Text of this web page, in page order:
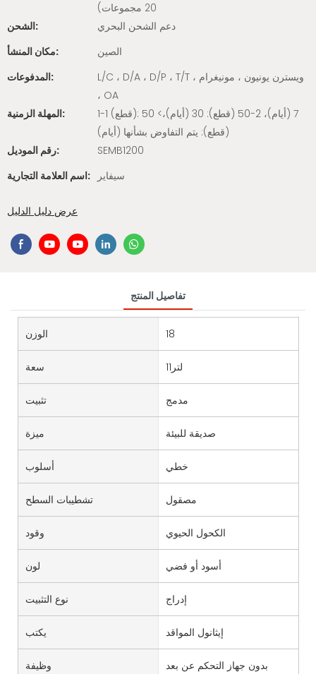
20 مجموعات)
الشحن:
دعم الشحن البحري
مكان المنشأ:
الصين
المدفوعات:
L/C ، D/A ، D/P ، T/T ، ويسترن يونيون ، مونيغرام
، OA
المهلة الزمنية:
1-1 (قطع): 7 (أيام)، 2-50 (قطع): 30 (أيام)،> 50
(قطع): يتم التفاوض بشأنها (أيام)
رقم الموديل:
SEMB1200
اسم العلامة التجارية:
سيفاير
عرض دليل الدليل
تفاصيل المنتج
الوزن 18
سعة لتر11
تثبيت مدمج
ميزة صديقة للبيئة
أسلوب خطي
تشطيبات السطح مصقول
وقود الكحول الحيوي
لون أسود أو فضي
نوع التثبيت إدراج
يكتب إيثانول المواقد
وظيفة بدون جهاز التحكم عن بعد